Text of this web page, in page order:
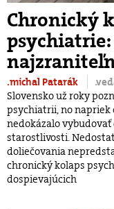
Chronický
psychiatrie:
.michal Patarák
Slovensko už roky
psychiatrii, no
nedokázalo
starostlivosti.
doliečovania
chronický kolaps
dospievajúcich